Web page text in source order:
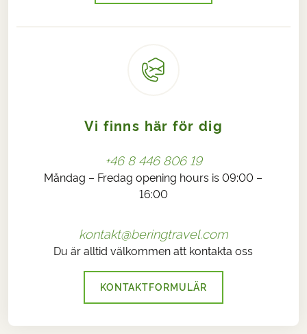
Vi finns här för dig
+46 8 446 806 19
Måndag – Fredag opening hours is 09:00 –
16:00
kontakt@beringtravel.com
Du är alltid välkommen att kontakta oss
KONTAKTFORMULÄR